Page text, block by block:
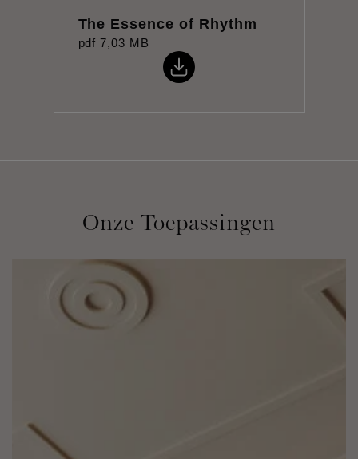
The Essence of Rhythm
pdf 7,03 MB
Onze Toepassingen